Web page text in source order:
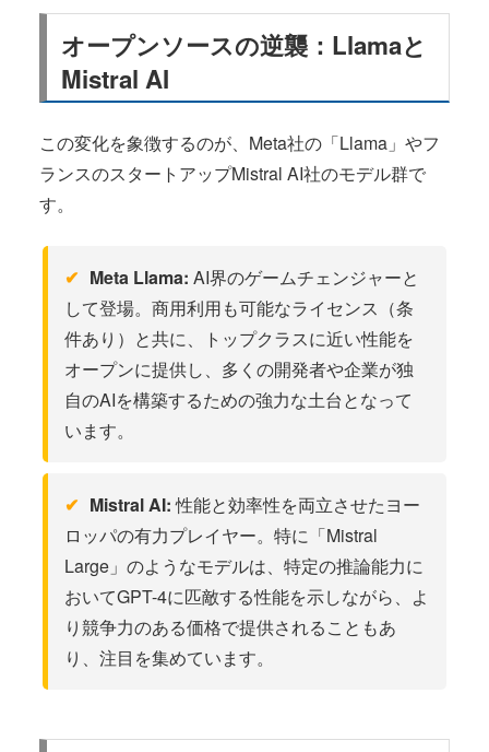
オープンソースの逆襲：Llamaと
Mistral AI
この変化を象徴するのが、Meta社の「Llama」やフ
ランスのスタートアップMistral AI社のモデル群で
す。
Meta Llama: AI界のゲームチェンジャーと
して登場。商用利用も可能なライセンス（条
件あり）と共に、トップクラスに近い性能を
オープンに提供し、多くの開発者や企業が独
自のAIを構築するための強力な土台となって
います。
Mistral AI:性能と効率性を両立させたヨー
ロッパの有力プレイヤー。特に「Mistral
Large」のようなモデルは、特定の推論能力に
おいてGPT-4に匹敵する性能を示しながら、よ
り競争力のある価格で提供されることもあ
り、注目を集めています。